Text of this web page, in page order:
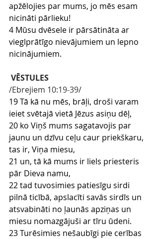
apžēlojies par mums, jo mēs esam
nicināti pārlieku!
4 Mūsu dvēsele ir pārsātināta ar
vieglprātīgo nievājumiem un lepno
nicinājumiem.
VĒSTULES
/Ebrejiem 10:19-39/
19 Tā kā nu mēs, brāļi, droši varam
ieiet svētajā vietā Jēzus asiņu dēļ,
20 ko Viņš mums sagatavojis par
jaunu un dzīvu ceļu caur priekškaru,
tas ir, Viņa miesu,
21 un, tā kā mums ir liels priesteris
pār Dieva namu,
22 tad tuvosimies patiesīgu sirdi
pilnā ticībā, apslacīti savās sirdīs un
atsvabināti no ļaunās apziņas un
miesu nomazgājuši ar tīru ūdeni.
23 Turēsimies nešaubīgi pie cerības